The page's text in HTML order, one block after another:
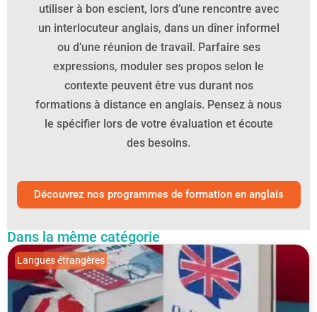
utiliser à bon escient, lors d’une rencontre avec
un interlocuteur anglais, dans un dîner informel
ou d’une réunion de travail. Parfaire ses
expressions, moduler ses propos selon le
contexte peuvent être vus durant nos
formations à distance en anglais. Pensez à nous
le spécifier lors de votre évaluation et écoute
des besoins.
Découvrez nos programmes de formation en anglais
Dans la même catégorie
Langues étrangères